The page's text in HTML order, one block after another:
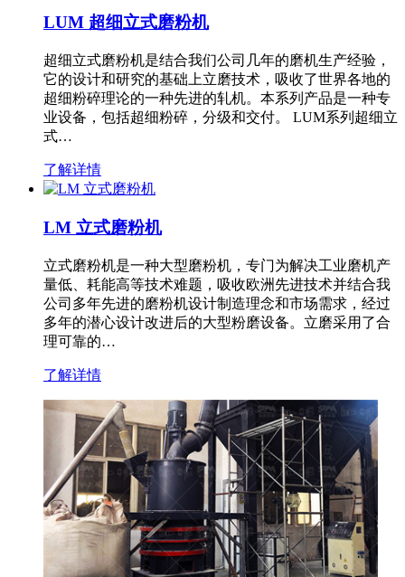
LUM 超细立式磨粉机
超细立式磨粉机是结合我们公司几年的磨机生产经验，
它的设计和研究的基础上立磨技术，吸收了世界各地的
超细粉碎理论的一种先进的轧机。本系列产品是一种专
业设备，包括超细粉碎，分级和交付。 LUM系列超细立
式…
了解详情
LM 立式磨粉机
立式磨粉机是一种大型磨粉机，专门为解决工业磨机产
量低、耗能高等技术难题，吸收欧洲先进技术并结合我
公司多年先进的磨粉机设计制造理念和市场需求，经过
多年的潜心设计改进后的大型粉磨设备。立磨采用了合
理可靠的…
了解详情